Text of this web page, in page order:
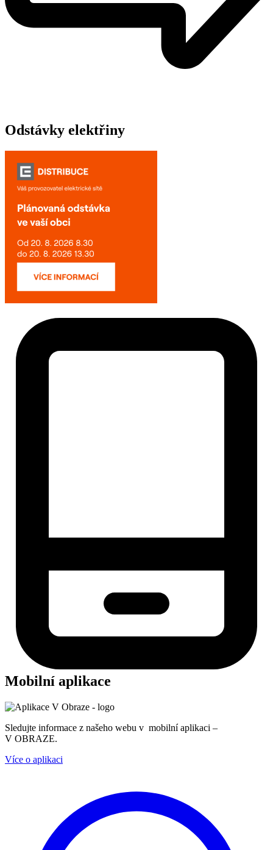
Odstávky elektřiny
Mobilní aplikace
Sledujte informace z našeho webu v mobilní aplikaci –
V OBRAZE.
Více o aplikaci